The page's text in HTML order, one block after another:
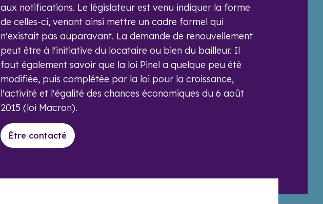
aux notifications. Le législateur est venu indiquer la forme
de celles-ci, venant ainsi mettre un cadre formel qui
n'existait pas auparavant. La demande de renouvellement
peut être à l'initiative du locataire ou bien du bailleur. Il
faut également savoir que la loi Pinel a quelque peu été
modifiée, puis complétée par la loi pour la croissance,
l'activité et l'égalité des chances économiques du 6 août
2015 (loi Macron).
Être contacté